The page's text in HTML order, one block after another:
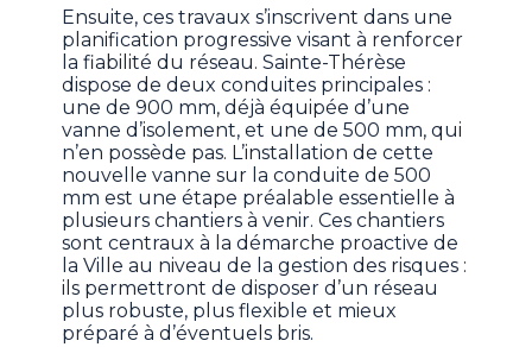
Ensuite, ces travaux s’inscrivent dans une
planification progressive visant à renforcer
la fiabilité du réseau. Sainte-Thérèse
dispose de deux conduites principales :
une de 900 mm, déjà équipée d’une
vanne d’isolement, et une de 500 mm, qui
n’en possède pas. L’installation de cette
nouvelle vanne sur la conduite de 500
mm est une étape préalable essentielle à
plusieurs chantiers à venir. Ces chantiers
sont centraux à la démarche proactive de
la Ville au niveau de la gestion des risques :
ils permettront de disposer d’un réseau
plus robuste, plus flexible et mieux
préparé à d’éventuels bris.